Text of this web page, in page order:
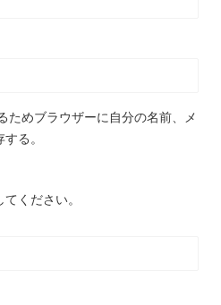
ためブラウザーに自分の名前、メ
る。
ください。